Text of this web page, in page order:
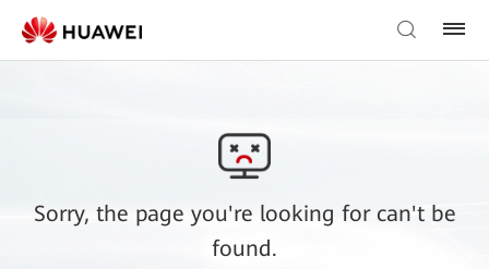
Sorry, the page you're looking for can't be
found.